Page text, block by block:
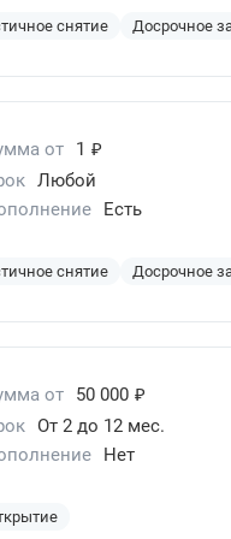
снятие Досрочное
от 1 ₽
Любой
Есть
снятие Досрочное
от 50 000 ₽
От 2 до 12 мес.
Нет